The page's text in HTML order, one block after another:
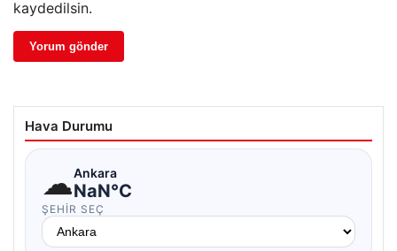
kaydedilsin.
Hava Durumu
☁Ankara
NaN°C
ŞEHIR SEÇ